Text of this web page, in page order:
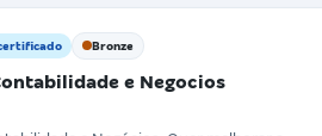
Bronze
e Negocios